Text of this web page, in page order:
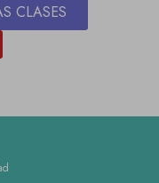
CLASES